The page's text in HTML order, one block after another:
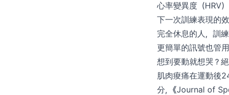
心率變異度（HRV
下一次訓練表現的
完全休息的人，訓
更簡單的訊號也管
想到要動就想哭？絕
肌肉痠痛在運動後
分，《Journal of